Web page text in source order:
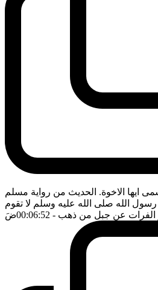
ايها الاخوة. الحديث من رواية مسلم
الله صلى الله عليه وسلم لا تقوم
الفرات عن جبل من ذهب - 00:06:52 ضَ